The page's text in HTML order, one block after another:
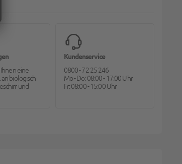
eine
biologisch
und
Kundenservice
0800 - 72 25 246
Mo - Do: 08:00 - 17:00 Uhr
Fr: 08:00 - 15:00 Uhr